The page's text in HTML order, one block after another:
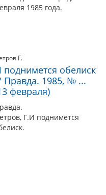
1985 года.
Г.
поднимется обелиск
Правда. 1985, № ...
февраля)
Г.И поднимется